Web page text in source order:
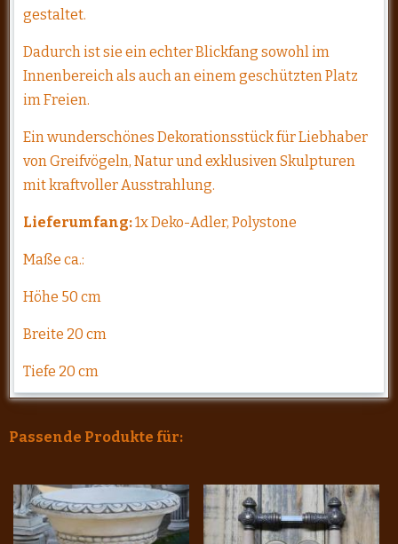
gestaltet.
Dadurch ist sie ein echter Blickfang sowohl im
Innenbereich als auch an einem geschützten Platz
im Freien.
Ein wunderschönes Dekorationsstück für Liebhaber
von Greifvögeln, Natur und exklusiven Skulpturen
mit kraftvoller Ausstrahlung.
Lieferumfang:1x Deko-Adler, Polystone
Maße ca.:
Höhe 50 cm
Breite 20 cm
Tiefe 20 cm
Passende Produkte für: